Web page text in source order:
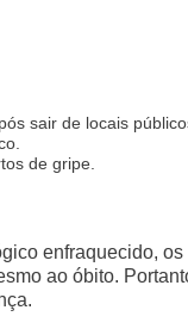
sair de locais
de gripe.
enfraquecido, os
ao óbito.